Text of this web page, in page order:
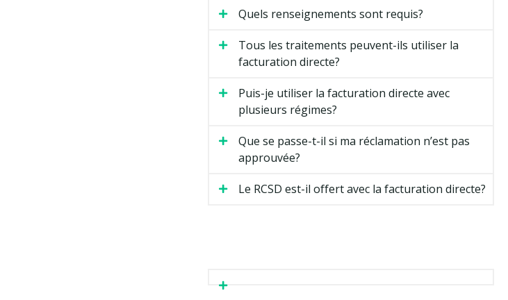
Quels renseignements sont requis?
Tous les traitements peuvent-ils utiliser la
facturation directe?
Puis-je utiliser la facturation directe avec
plusieurs régimes?
Que se passe-t-il si ma réclamation n’est pas
approuvée?
Le RCSD est-il offert avec la facturation directe?